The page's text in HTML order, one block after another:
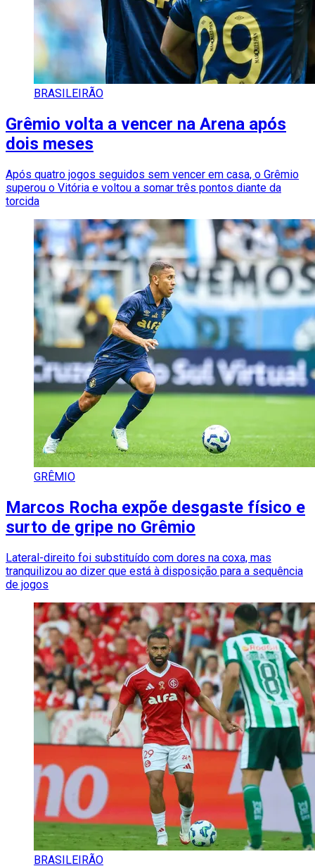
BRASILEIRÃO
Grêmio volta a vencer na Arena após
dois meses
Após quatro jogos seguidos sem vencer em casa, o Grêmio
superou o Vitória e voltou a somar três pontos diante da
torcida
GRÊMIO
Marcos Rocha expõe desgaste físico e
surto de gripe no Grêmio
Lateral-direito foi substituído com dores na coxa, mas
tranquilizou ao dizer que está à disposição para a sequência
de jogos
BRASILEIRÃO